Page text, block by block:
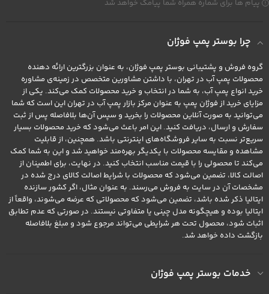
پیام ها برای شماره همراه شما پیامک خواهد شد
چرا بوستر پمپ فوژان
گروه فروش و پشتیبانی بوستر پمپ فوژان، به عنوان بزرگترین ارائه دهنده
محصولات پمپ آب در تهران، با داشتن مشاورین متخصص در زمینه‌ی مشاوره
خرید انواع پمپ آب، به شما در انتخاب و خرید محصولات کمک می‌کند. یکی از
مزایای خرید از فوژان پمپ به عنوان مرکز بازار پمپ آب در تهران این است که شما
می‌توانید به صورت آنلاین محصولات را بخرید و سپس آن‌ها بلافاصله پس از ثبت
سفارش و ارسال، دریافت کنید. این امر باعث می‌شود که خرید محصولات بسیار
سریع‌تر نسبت به سایر فروشگاه‌های اینترنتی باشد. همچنین، از قابلیت
مشاهده و مقایسه محصولات با یکدیگر بهره‌مند خواهید شد و این به شما کمک
می‌کند تا محصولی را با قیمت مناسب انتخاب کنید. در نهایت، برای اطمینان از
اصالت کالا، تضمین می‌شود که محصولات با شرایط اصالت کالای درج شده در
مشخصات آن در سایت به فروش می‌رسند. به عنوان مثال، اگر کشور سازنده
ایتالیا ذکر شده باشد، تضمین می‌شود که محصولاتی که عرضه می‌شوند، واقعاً از
ایتالیا بوده و هیچگونه مدل چینی یا متفاوتی نیستند. در صورتی که عدم تطابق
اثبات شود، محصول تحت هر شرایطی می‌تواند مرجوع شود و مبلغ بلافاصله
بازگشت داده خواهد شد.
خدمات بوستر پمپ فوژان